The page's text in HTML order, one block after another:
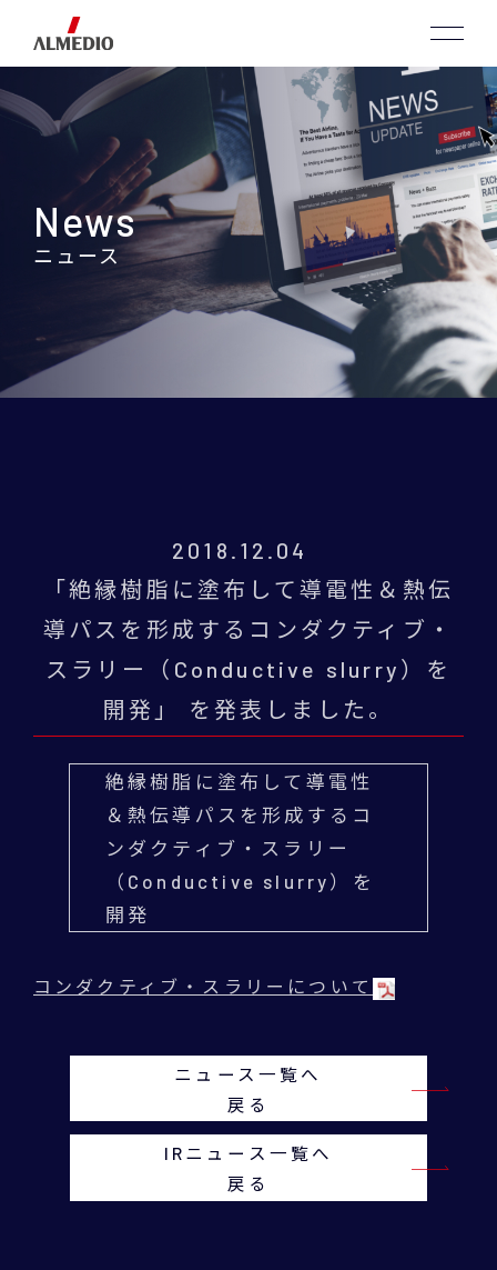
News
ニュース
2018.12.04
「絶縁樹脂に塗布して導電性＆熱伝
導パスを形成するコンダクティブ・
スラリー（Conductive slurry）を
開発」 を発表しました。
絶縁樹脂に塗布して導電性
＆熱伝導パスを形成するコ
ンダクティブ・スラリー
（Conductive slurry）を
開発
コンダクティブ・スラリーについて
ニュース一覧へ
戻る
IRニュース一覧へ
戻る